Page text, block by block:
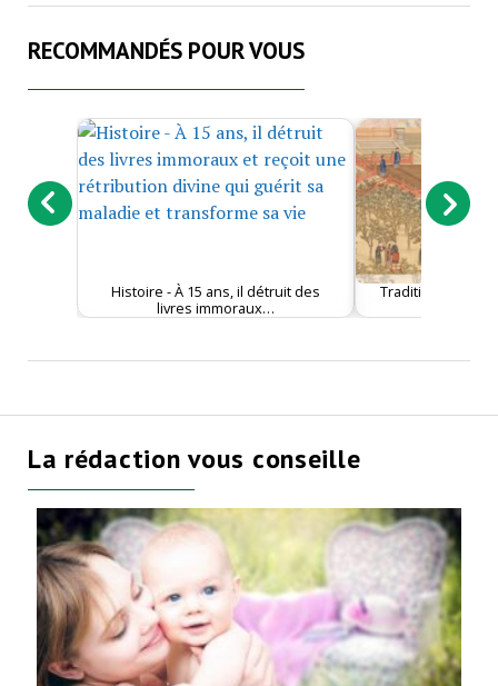
RECOMMANDÉS POUR VOUS
Histoire - À 15 ans, il détruit des
livres immoraux…
Tradition - La
La rédaction vous conseille